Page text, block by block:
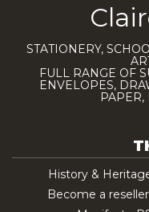
STATIONERY,
FULL RANGE OF
ENVELOPES,
History &
Become a reseller